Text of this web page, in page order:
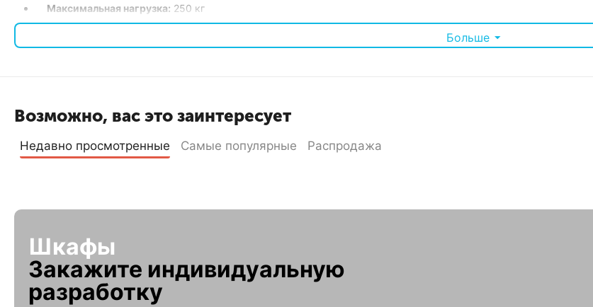
Максимальная нагрузка: 250 кг
Полезная глубина:400 мм
Преимущества
Статическая нагрузка: Шкаф способен выдерживать нагрузку до 250 кг, что позволяет устанавливать в него
Телекоммуникационный шкаф ШТНП-18U-800-600-П2П
идеально подходит для компаний, которым необходимо
оборудования. Этот шкаф сочетает в себе высокое качество, прочность и удобство использования, удовлетворяя
Больше
Возможно, вас это заинтересует
Недавно просмотренные Самые популярные Распродажа
Шкафы
Закажите индивидуальную
разработку